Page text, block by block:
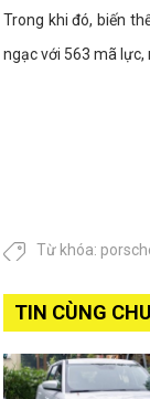
Trong khi đó, biến
ngạc với 563 mã
Từ khóa:
TIN CÙNG